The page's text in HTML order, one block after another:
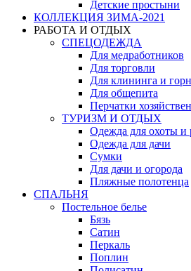
Детские простыни
КОЛЛЕКЦИЯ ЗИМА-2021
РАБОТА И ОТДЫХ
СПЕЦОДЕЖДА
Для медработников
Для торговли
Для клининга и
Для общепита
Перчатки
ТУРИЗМ И ОТДЫХ
Одежда для охоты и
Одежда для дачи
Сумки
Для дачи и огорода
Пляжные полотенца
СПАЛЬНЯ
Постельное белье
Бязь
Сатин
Перкаль
Поплин